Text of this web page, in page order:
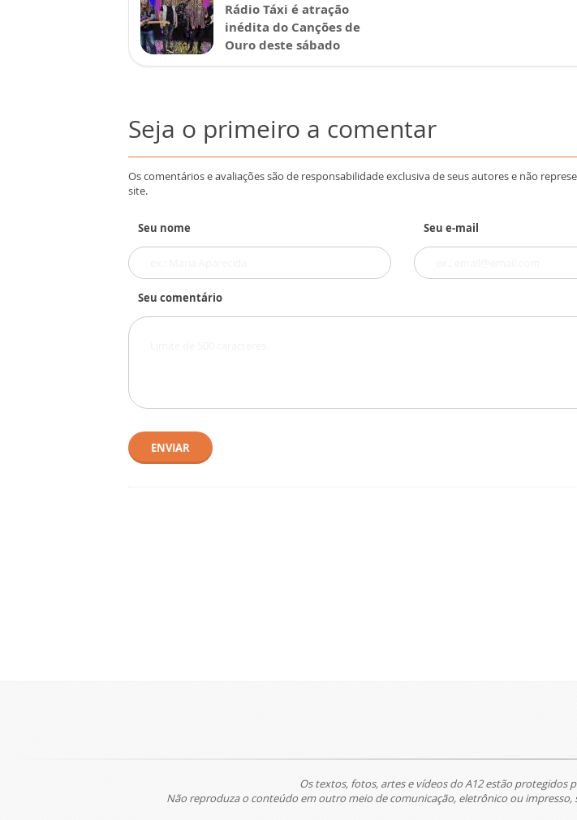
Rádio Táxi é atração
inédita do Canções de
Ouro deste sábado
Seja o primeiro a comentar
Os comentários e avaliações são de responsabilidade exclusiva de seus autores e não
site.
Seu nome Seu e-mail
Seu comentário
ENVIAR
Os textos, fotos, artes e vídeos do A12 estão protegidos
Não reproduza o conteúdo em outro meio de comunicação, eletrônico ou